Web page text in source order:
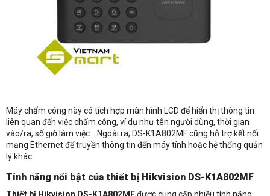
Máy chấm công này có tích hợp màn hình LCD để hiển thị thông tin
liên quan đến việc chấm công, ví dụ như tên người dùng, thời gian
vào/ra, số giờ làm việc… Ngoài ra, DS-K1A802MF cũng hỗ trợ kết nối
mạng Ethernet để truyền thông tin đến máy tính hoặc hệ thống quản
lý khác.
Tính năng nổi bật của thiết bị Hikvision DS-K1A802MF
Thiết bị Hikvision DS-K1A802MFđược cung cấp nhiều tính năng
Nhận báo giá sản phẩm: Máy chấm công vân tay Hikvision DS-